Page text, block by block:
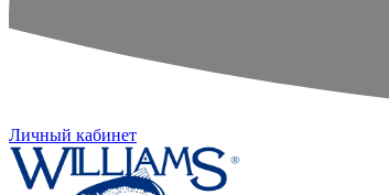
Личный кабинет